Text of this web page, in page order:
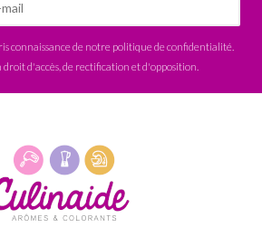
connaissance de notre politique de confidentialité
droit d'accès, de rectification et d'opposition.